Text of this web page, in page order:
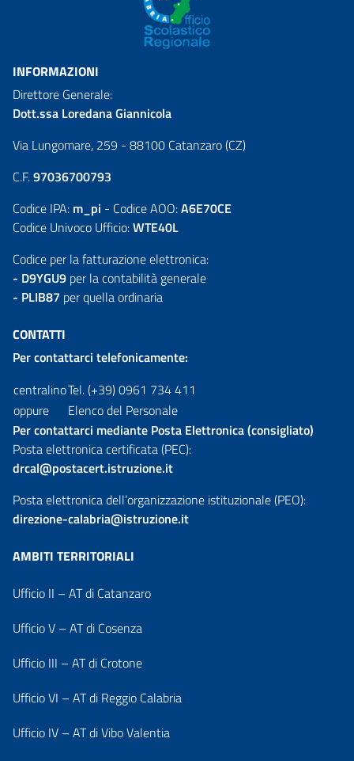
INFORMAZIONI
Direttore Generale:
Dott.ssa Loredana Giannicola
Via Lungomare, 259 - 88100 Catanzaro (CZ)
C.F.97036700793
Codice IPA: m_pi - Codice AOO:A6E70CE
Codice Univoco Ufficio:WTE40L
Codice per la fatturazione elettronica:
- D9YGU9 per la contabilità generale
- PLIB87 per quella ordinaria
CONTATTI
Per contattarci telefonicamente:
centralinoTel. (+39) 0961 734 411
oppure
Elenco del Personale
Per contattarci mediante Posta Elettronica (consigliato)
Posta elettronica certificata (PEC):
drcal@postacert.istruzione.it
Posta elettronica dell’organizzazione istituzionale (PEO):
direzione-calabria@istruzione.it
AMBITI TERRITORIALI
Ufficio II – AT di Catanzaro
Ufficio V – AT di Cosenza
Ufficio III – AT di Crotone
Ufficio VI – AT di Reggio Calabria
Ufficio IV – AT di Vibo Valentia